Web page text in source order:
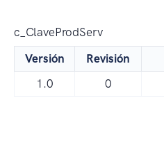
c_ClaveProdServ
Versión
Revisión
1.0
0